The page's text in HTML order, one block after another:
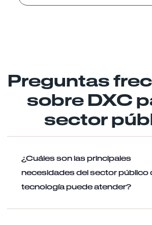
Preguntas
sobre DXC
sector
¿Cuáles son las principales
necesidades del sector público
tecnología puede atender?